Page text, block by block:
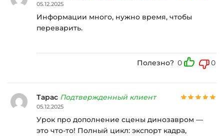
05.12.2025
Информации много, нужно время, чтобы
переварить.
Полезно? 0 0
Тарас Подтвержденный клиент
05.12.2025
Урок про дополнение сцены динозавром —
это что-то! Полный цикл: экспорт кадра,